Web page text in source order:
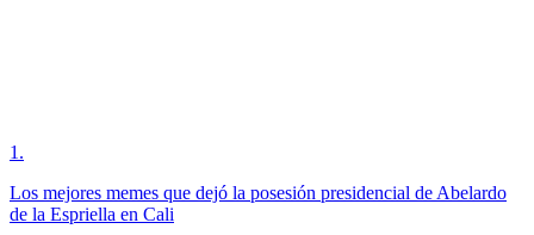
1 .
Los mejores memes que dejó la posesión presidencial de Abelardo
de la Espriella en Cali